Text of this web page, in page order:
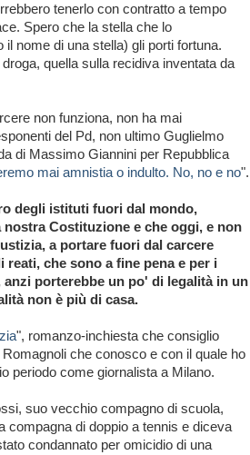
tenerlo con contratto a tempo
Spero che la stella che lo
nome di una stella) gli porti fortuna.
quella sulla recidiva inventata da
non funziona, non ha mai
del Pd, non ultimo Guglielmo
di Massimo Giannini per Repubblica
mai amnistia o indulto. No, no e no".
degli istituti fuori dal mondo,
Costituzione e che oggi, e non
a portare fuori dal carcere
che sono a fine pena e per i
porterebbe un po' di legalità in un
non è più di casa.
", romanzo-inchiesta che consiglio
che conosco e con il quale ho
periodo come giornalista a Milano.
suo vecchio compagno di scuola,
compagna di doppio a tennis e diceva
condannato per omicidio di una